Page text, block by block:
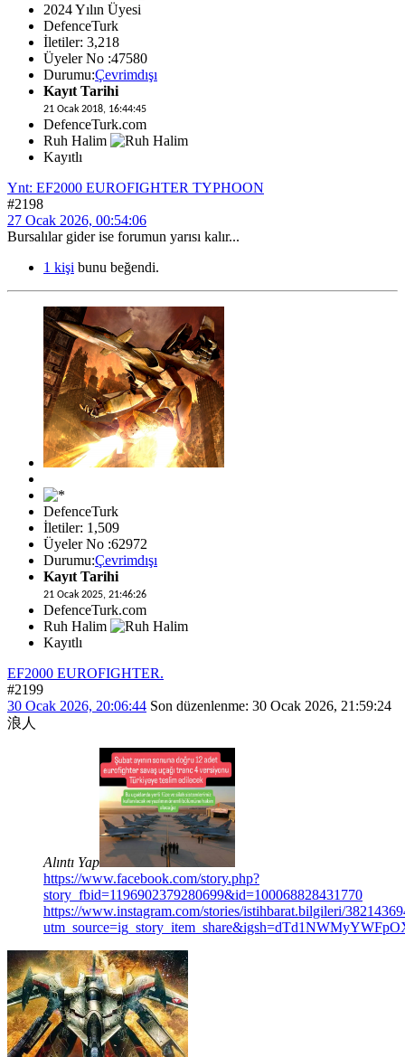
2024 Yılın Üyesi
DefenceTurk
İletiler: 3,218
Üyeler No :47580
Durumu:Çevrimdışı
Kayıt Tarihi
21 Ocak 2018, 16:44:45
DefenceTurk.com
Ruh Halim
Kayıtlı
Ynt: EF2000 EUROFIGHTER TYPHOON
#2198
27 Ocak 2026, 00:54:06
Bursalılar gider ise forumun yarısı kalır...
1 kişi bunu beğendi.
DefenceTurk
İletiler: 1,509
Üyeler No :62972
Durumu:Çevrimdışı
Kayıt Tarihi
21 Ocak 2025, 21:46:26
DefenceTurk.com
Ruh Halim
Kayıtlı
EF2000 EUROFIGHTER.
#2199
30 Ocak 2026, 20:06:44 Son düzenlenme: 30 Ocak 2026, 21:59:24
浪人
Alıntı Yap
https://www.facebook.com/story.php?
story_fbid=1196902379280699&id=100068828431770
https://www.instagram.com/stories/istihbarat.bilgileri/